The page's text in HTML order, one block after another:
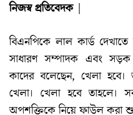
নিজস্ব প্রতিবেদক|
বিএনপিকে লাল কার্ড
সাধারণ সম্পাদক এবং সড়ক
কাদের বলেছেন, খেলা
খেলা। খেলা হবে তাহলে।
অপশক্তিকে নিয়ে ফাউল করা